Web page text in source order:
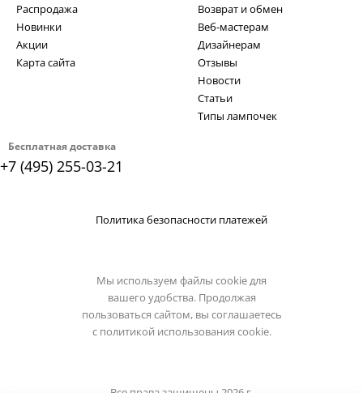
Бесплатная доставка
+7 (495) 255-03-21
Распродажа
Новинки
Акции
Карта сайта
Возврат и обмен
Веб-мастерам
Дизайнерам
Отзывы
Новости
Статьи
Типы лампочек
Политика безопасности платежей
Мы используем файлы cookie для
вашего удобства. Продолжая
пользоваться сайтом, вы соглашаетесь
с политикой использования cookie.